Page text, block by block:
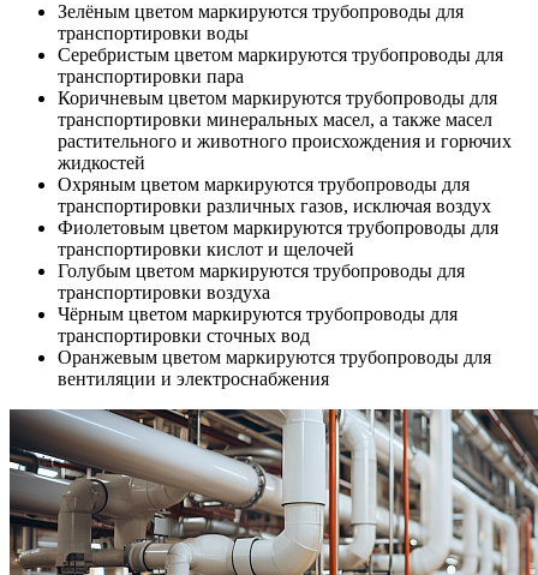
Зелёным цветом маркируются трубопроводы для
транспортировки воды
Серебристым цветом маркируются трубопроводы для
транспортировки пара
Коричневым цветом маркируются трубопроводы для
транспортировки минеральных масел, а также масел
растительного и животного происхождения и горючих
жидкостей
Охряным цветом маркируются трубопроводы для
транспортировки различных газов, исключая воздух
Фиолетовым цветом маркируются трубопроводы для
транспортировки кислот и щелочей
Голубым цветом маркируются трубопроводы для
транспортировки воздуха
Чёрным цветом маркируются трубопроводы для
транспортировки сточных вод
Оранжевым цветом маркируются трубопроводы для
вентиляции и электроснабжения